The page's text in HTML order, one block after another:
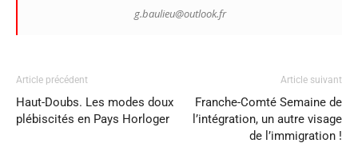
g.baulieu@outlook.fr
Article précédent
Haut-Doubs. Les modes doux
plébiscités en Pays Horloger
Article suivant
Franche-Comté Semaine de
l’intégration, un autre visage
de l’immigration !